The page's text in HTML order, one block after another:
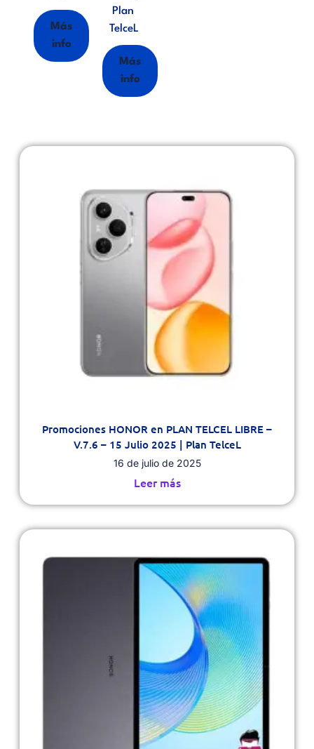
Más
info
Plan
TelceL
Más
info
Promociones HONOR en PLAN TELCEL LIBRE –
V.7.6 – 15 Julio 2025 | Plan TelceL
16 de julio de 2025
Leer más